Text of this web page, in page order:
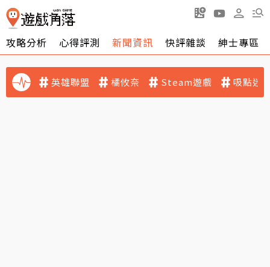
攻略分析 心得評測 新聞資訊 快評雜談 紳士專區
英雄聯盟 橘攸奈 Steam遊戲 吸點迷